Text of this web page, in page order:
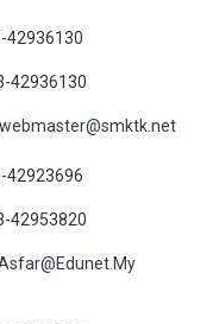
42936130
42936130
webmaster@smktk.net
42923696
42953820